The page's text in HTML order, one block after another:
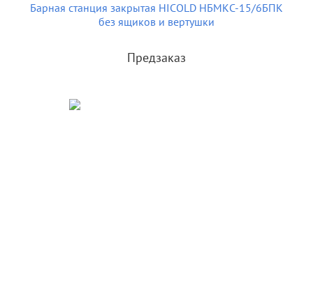
Барная станция закрытая HICOLD НБМКС-15/6БПК
без ящиков и вертушки
Предзаказ